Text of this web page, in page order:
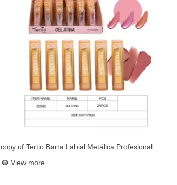
Add to basket
copy of Tertio Barra Labial Metálica Profesional
View more